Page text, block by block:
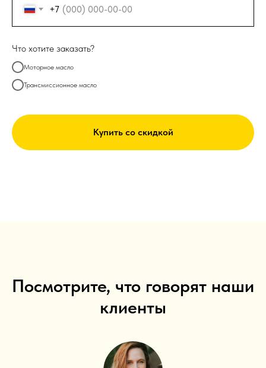
+7
Что хотите заказать?
Моторное масло
Трансмиссионное масло
Купить со скидкой
Посмотрите, что говорят наши
клиенты